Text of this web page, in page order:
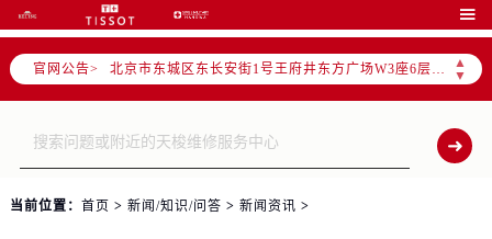

官网公告>
▲
▼
北京市朝阳区建国门外大街甲6号华熙国际中心D座11层1102室售后服务中心（需提前预约）
北京市东城区东长安街1号王府井东方广场W3座6层602室售后服务中心（需提前预约）
节假日正常营业！
当前位置： 首页 > 新闻/知识/问答 > 新闻资讯 >